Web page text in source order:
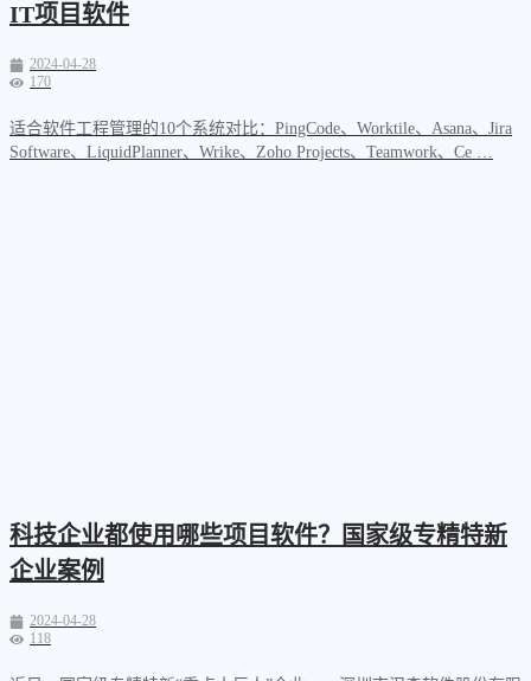
IT项目软件
2024-04-28
170
适合软件工程管理的10个系统对比：PingCode、Worktile、Asana、Jira
Software、LiquidPlanner、Wrike、Zoho Projects、Teamwork、Ce …
科技企业都使用哪些项目软件？国家级专精特新
企业案例
2024-04-28
118